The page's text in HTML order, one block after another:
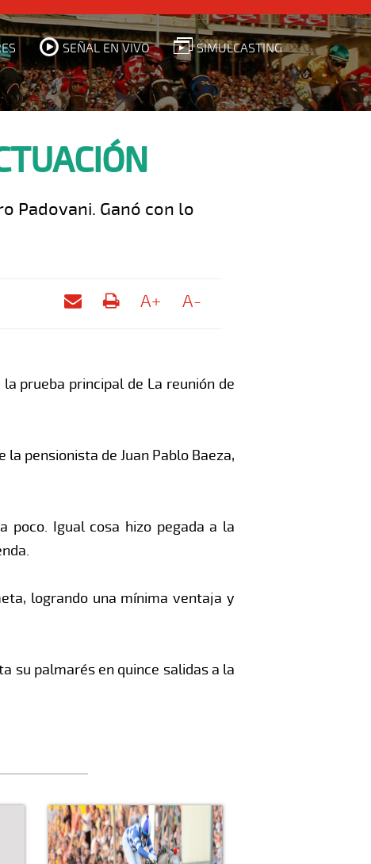
SEÑAL EN VIVO SIMULCASTING
Padovani. Ganó con lo
A+ A-
prueba principal de La reunión de
pensionista de Juan Pablo Baeza,
poco. Igual cosa hizo pegada a la
logrando una mínima ventaja y
su palmarés en quince salidas a la